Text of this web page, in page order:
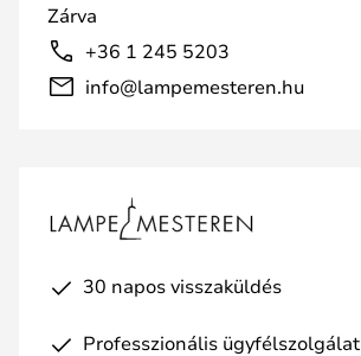
Zárva
+36 1 245 5203
info@lampemesteren.hu
30 napos visszaküldés
Professzionális ügyfélszolgálat